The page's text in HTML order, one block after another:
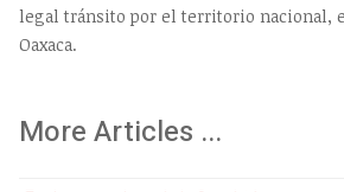
legal tránsito por el territorio nacional,
Oaxaca.
More Articles ...